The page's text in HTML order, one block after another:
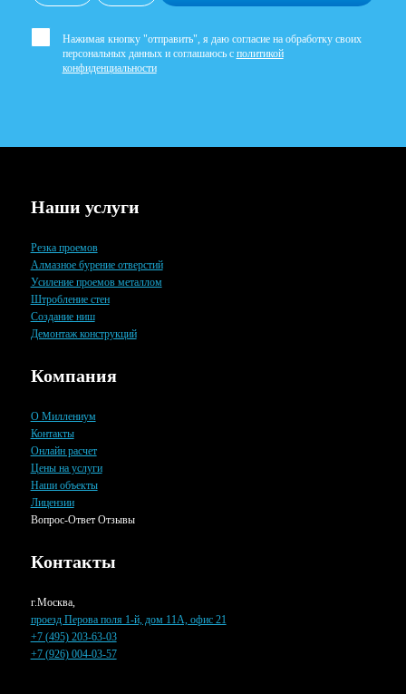
Нажимая кнопку "отправить", я даю согласие на обработку своих
персональных данных и соглашаюсь с политикой
конфиденциальности
Наши услуги
Резка проемов
Алмазное бурение отверстий
Усиление проемов металлом
Штробление стен
Создание ниш
Демонтаж конструкций
Компания
О Миллениум
Контакты
Онлайн расчет
Цены на услуги
Наши объекты
Лицензии
Вопрос-Ответ Отзывы
Контакты
г.Москва,
проезд Перова поля 1-й, дом 11А, офис 21
+7 (495) 203-63-03
+7 (926) 004-03-57